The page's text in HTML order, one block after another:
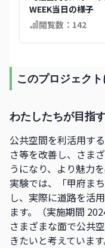
WEEK当日の様子
閲覧数： 142
このプロジェク
わたしたちが目指
公共空間を利活用す
さ等を改善し、さま
うになり、より魅力
実験では、「甲府ま
し、実際に道路を活
ます。（実施期間
さまざまな面で公共
きたいと考えています